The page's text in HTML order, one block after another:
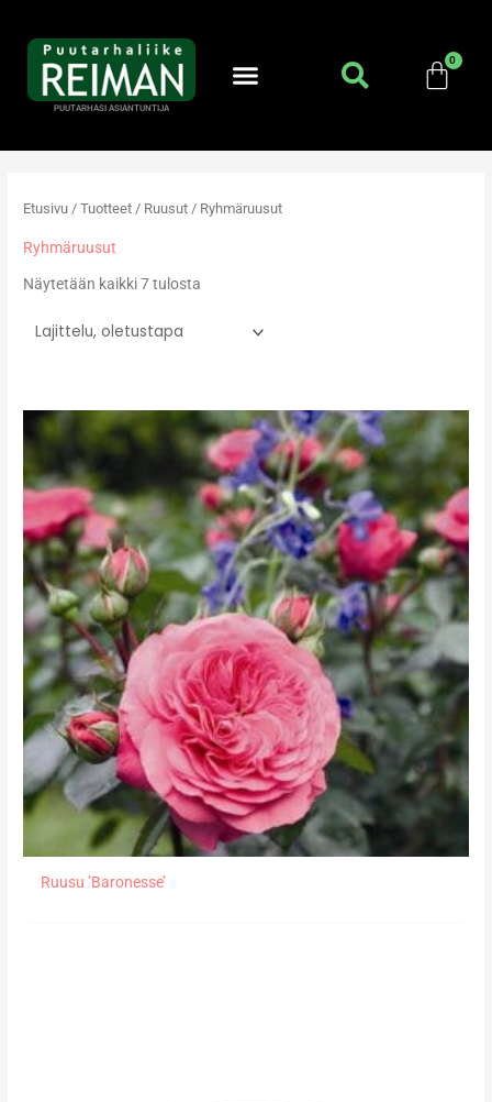
sisältöön
PUUTARHASI ASIANTUNTIJA
Etusivu /Tuotteet / Ruusut / Ryhmäruusut
Ryhmäruusut
Näytetään kaikki 7 tulosta
Ruusu ’Baronesse’